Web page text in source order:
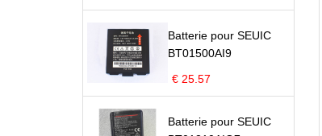
Batterie pour SEUIC
BT01500AI9
€ 25.57
Batterie pour SEUIC